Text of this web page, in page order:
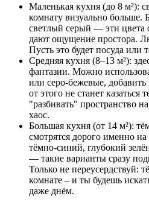
Маленькая кухня (до 8 м²):
комнату визуально больше.
светлый серый — эти цвета
дают ощущение простора.
Пусть это будет посуда или
Средняя кухня (8–13 м²):
фантазии. Можно
или серо-бежевые,
от этого не станет казаться
"разбивать" пространство
хаос.
Большая кухня (от 14 м²):
смотрятся дорого именно
тёмно-синий, глубокий
— такие варианты сразу
Только не переусердствуй:
комнате – и ты будешь
даже днём.